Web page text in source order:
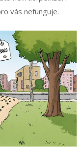
vás nefunguje.